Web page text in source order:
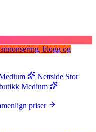
blogg og
Nettside Stor
Medium
priser